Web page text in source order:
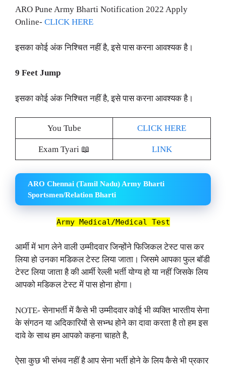
ARO Pune Army Bharti Notification 2022 Apply
Online- CLICK HERE
इसका कोई अंक निश्चित नहीं है, इसे पास करना आवश्यक है।
9 Feet Jump
इसका कोई अंक निश्चित नहीं है, इसे पास करना आवश्यक है।
You Tube CLICK HERE
Exam Tyari 📖 LINK
ARO Chennai (Tamil Nadu) Army Bharti
Sportsmen/Relation Bharti
Army Medical/Medical Test
आर्मी में भाग लेने वाली उम्मीदवार जिन्होंने फिजिकल टेस्ट पास कर
लिया हो उनका मडिकल टेस्ट लिया जाता। जिसमे आपका फुल बॉडी
टेस्ट लिया जाता है की आर्मी रेल्ली भर्ती योग्य हो या नहीं जिसके लिय
आपको मडिकल टेस्ट में पास होना होगा।
NOTE- सेनाभर्ती में कैसे भी उम्मीदवार कोई भी व्यक्ति भारतीय सेना
के संगठन या अदिकारियों से सभ्न्ध होने का दावा करता है तो हम इस
दावे के साथ हम आपको कहना चाहते है,
ऐसा कुछ भी संभव नहीं है आप सेना भर्ती होने के लिय कैसे भी प्रकार